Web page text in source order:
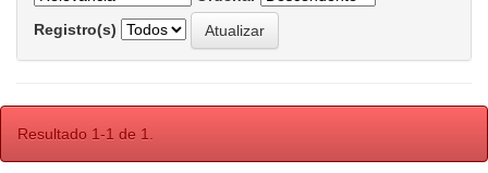
Registro(s)
Resultado 1-1 de 1.